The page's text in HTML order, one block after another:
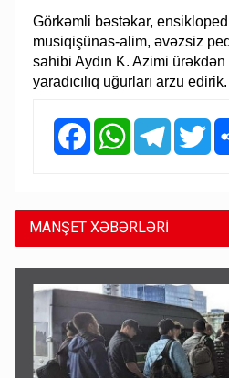
Görkəmli bəstəkar,
musiqişünas-alim, əvəzsiz
sahibi Aydın K. Azimi
yaradıcılıq uğurları arzu edirik.
FacebookWhatsAppTelegram
MANŞET XƏBƏRLƏRİ